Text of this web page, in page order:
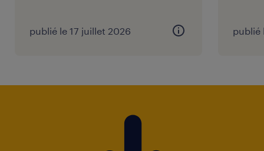
publié le 17 juillet 2026 publié